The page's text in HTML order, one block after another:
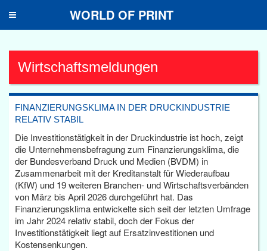
Toggle
WORLD OF PRINT
Wirtschaftsmeldungen
FINANZIERUNGSKLIMA IN DER DRUCKINDUSTRIE
RELATIV STABIL
Die Investitionstätigkeit in der Druckindustrie ist hoch, zeigt
die Unternehmensbefragung zum Finanzierungsklima, die
der Bundesverband Druck und Medien (BVDM) in
Zusammenarbeit mit der Kreditanstalt für Wiederaufbau
(KfW) und 19 weiteren Branchen- und Wirtschaftsverbänden
von März bis April 2026 durchgeführt hat. Das
Finanzierungsklima entwickelte sich seit der letzten Umfrage
im Jahr 2024 relativ stabil, doch der Fokus der
Investitionstätigkeit liegt auf Ersatzinvestitionen und
Kostensenkungen.